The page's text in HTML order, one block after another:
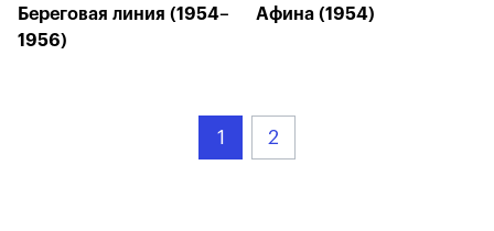
Береговая линия (1954–
1956)
Афина (1954)
1 2